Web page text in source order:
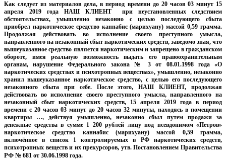
Как следует из материалов дела, в период времени до 20 часов 03 минут 15
апреля 2019 года НАШ КЛИЕНТ при неустановленных следствием
обстоятельствах, умышленно незаконно с целью последующего сбыта
приобрел наркотическое средство каннабис (марихуану) массой 0,59 грамма.
Продолжая действовать во исполнение своего преступного умысла,
направленного на незаконный сбыт наркотических средств, заведомо зная, что
вышеуказанное средство является наркотическим и запрещено в гражданском
обороте, имея реальную возможность выдать его правоохранительным
органам, нарушение Федерального закона № 3 от 08.01.1998 года «О
наркотических средствах и психотропных веществах», умышленно, незаконно
хранил вышеуказанное наркотическое средство, с целью его последующего
незаконного сбыта при себе. После этого, НАШ КЛИЕНТ, продолжая
действовать во исполнение своего преступного умысла, направленного на
незаконный сбыт наркотических средств, 15 апреля 2019 года в период
времени с 20 часов 03 минут до 20 часов 32 минуты, находясь в помещении
квартиры …, действуя умышленно, незаконно сбыл путем продажи за
денежные средства в сумме 1 200 рублей лицу под псевдонимом «Петров»
наркотическое средство каннабис (марихуану) массой 0,59 грамма,
включённое в список 1 контролируемых в РФ наркотических средств,
психотропных веществ и их прекурсоров, утв. Постановлением Правительства
РФ № 681 от 30.06.1998 года.